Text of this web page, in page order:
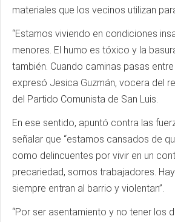
materiales que los vecinos utilizan
“Estamos viviendo en condiciones
menores. El humo es tóxico y la
también. Cuando caminas pasas
expresó Jesica Guzmán, vocera del
del Partido Comunista de San Luis.
En ese sentido, apuntó contra las
señalar que “estamos cansados de
como delincuentes por vivir en un
precariedad, somos trabajadores.
siempre entran al barrio y violentan”.
“Por ser asentamiento y no tener los